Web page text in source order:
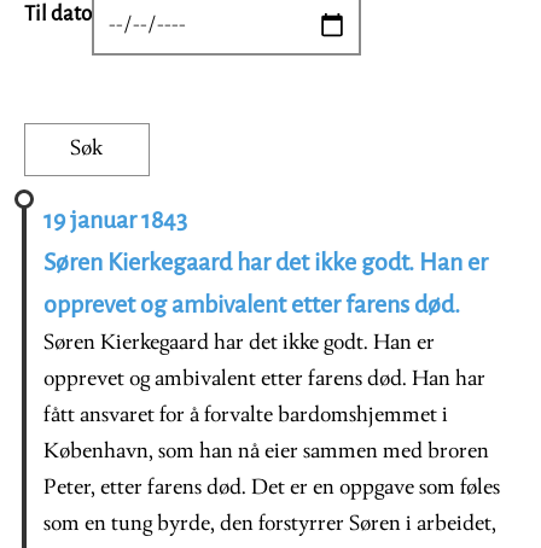
Til dato DATE
19 januar 1843
Søren Kierkegaard har det ikke godt. Han er
opprevet og ambivalent etter farens død.
Søren Kierkegaard har det ikke godt. Han er
opprevet og ambivalent etter farens død. Han har
fått ansvaret for å forvalte bardomshjemmet i
København, som han nå eier sammen med broren
Peter, etter farens død. Det er en oppgave som føles
som en tung byrde, den forstyrrer Søren i arbeidet,